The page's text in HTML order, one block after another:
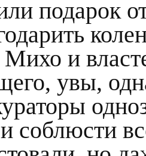
подарок
и
увы,
соблюсти